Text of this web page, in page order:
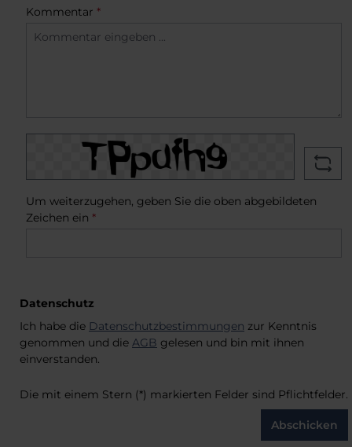
Kommentar *
Um weiterzugehen, geben Sie die oben abgebildeten
Zeichen ein *
Datenschutz
Ich habe die Datenschutzbestimmungen zur Kenntnis
genommen und die AGB gelesen und bin mit ihnen
einverstanden.
Die mit einem Stern (*) markierten Felder sind Pflichtfelder.
Abschicken